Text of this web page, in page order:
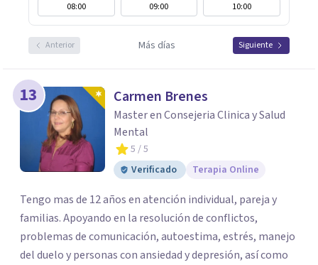
08:00
09:00 10:00
Anterior Más días Siguiente
13 Carmen Brenes
Master en Consejeria Clinica y Salud
Mental
5 / 5
Verificado
Terapia Online
Tengo mas de 12 años en atención individual, pareja y
familias. Apoyando en la resolución de conflictos,
problemas de comunicación, autoestima, estrés, manejo
del duelo y personas con ansiedad y depresión, así como